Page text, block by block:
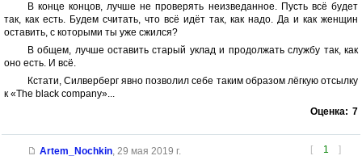
В конце концов, лучше не проверять неизведанное. Пусть всё будет
так, как есть. Будем считать, что всё идёт так, как надо. Да и как женщин
оставить, с которыми ты уже сжился?
В общем, лучше оставить старый уклад и продолжать службу так, как
оно есть. И всё.
Кстати, Силверберг явно позволил себе таким образом лёгкую отсылку
к «The black company»...
Оценка: 7
[ 1 ]
Artem_Nochkin, 29 мая 2019 г.